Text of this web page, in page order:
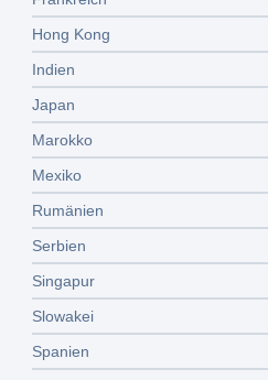
Hong Kong
Indien
Japan
Marokko
Mexiko
Rumänien
Serbien
Singapur
Slowakei
Spanien